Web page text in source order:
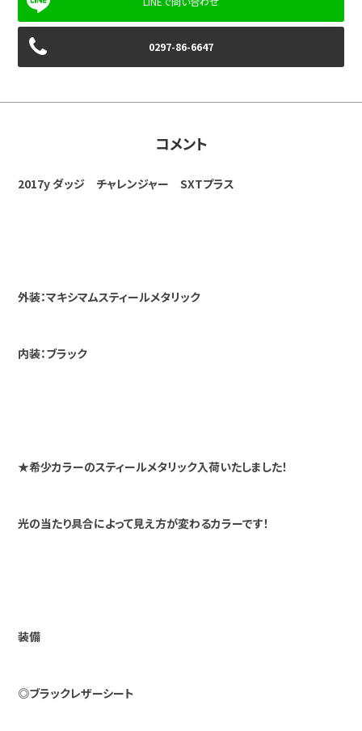
0297-86-6647
コメント
2017y ダッジ チャレンジャー SXTプラス
外装：マキシマムスティールメタリック
内装：ブラック
★希少カラーのスティールメタリック入荷いたしました！
光の当たり具合によって見え方が変わるカラーです！
装備
◎ブラックレザーシート